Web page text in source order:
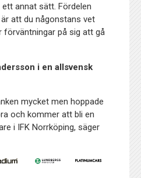
annat sätt. Fördelen
att du någonstans vet
förväntningar på sig att gå
i en allsvensk
mycket men hoppade
och kommer att bli en
i IFK Norrköping, säger